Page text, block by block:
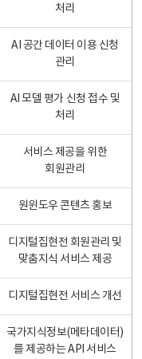
처리
AI 공간 데이터 이용 신청
관리
AI 모델 평가 신청 접수 및
처리
서비스 제공을 위한
회원관리
원윈도우 콘텐츠 홍보
디지털집현전 회원관리 및
맞춤지식 서비스 제공
디지털집현전 서비스 개선
국가지식정보(메타데이터)
를 제공하는 API 서비스